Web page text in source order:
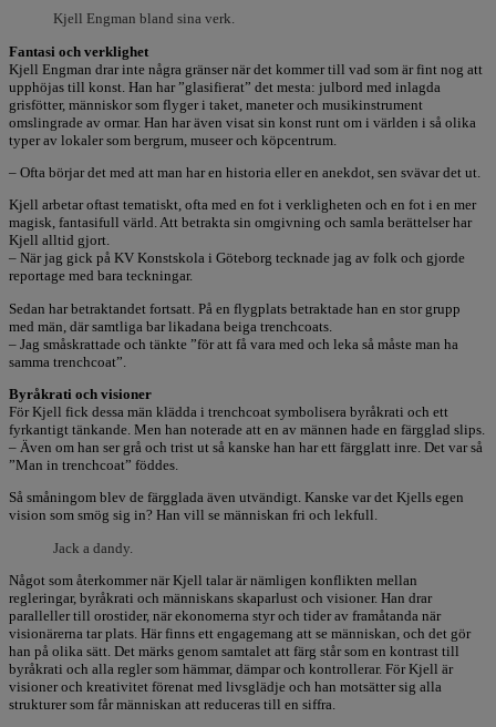
Kjell Engman bland sina verk.
Fantasi och verklighet
Kjell Engman drar inte några gränser när det kommer till vad som är fint nog att
upphöjas till konst. Han har ”glasifierat” det mesta: julbord med inlagda
grisfötter, människor som flyger i taket, maneter och musikinstrument
omslingrade av ormar. Han har även visat sin konst runt om i världen i så olika
typer av lokaler som bergrum, museer och köpcentrum.
– Ofta börjar det med att man har en historia eller en anekdot, sen svävar det ut.
Kjell arbetar oftast tematiskt, ofta med en fot i verkligheten och en fot i en mer
magisk, fantasifull värld. Att betrakta sin omgivning och samla berättelser har
Kjell alltid gjort.
– När jag gick på KV Konstskola i Göteborg tecknade jag av folk och gjorde
reportage med bara teckningar.
Sedan har betraktandet fortsatt. På en flygplats betraktade han en stor grupp
med män, där samtliga bar likadana beiga trenchcoats.
– Jag småskrattade och tänkte ”för att få vara med och leka så måste man ha
samma trenchcoat”.
Byråkrati och visioner
För Kjell fick dessa män klädda i trenchcoat symbolisera byråkrati och ett
fyrkantigt tänkande. Men han noterade att en av männen hade en färgglad slips.
– Även om han ser grå och trist ut så kanske han har ett färgglatt inre. Det var så
”Man in trenchcoat” föddes.
Så småningom blev de färgglada även utvändigt. Kanske var det Kjells egen
vision som smög sig in? Han vill se människan fri och lekfull.
Jack a dandy.
Något som återkommer när Kjell talar är nämligen konflikten mellan
regleringar, byråkrati och människans skaparlust och visioner. Han drar
paralleller till orostider, när ekonomerna styr och tider av framåtanda när
visionärerna tar plats. Här finns ett engagemang att se människan, och det gör
han på olika sätt. Det märks genom samtalet att färg står som en kontrast till
byråkrati och alla regler som hämmar, dämpar och kontrollerar. För Kjell är
visioner och kreativitet förenat med livsglädje och han motsätter sig alla
strukturer som får människan att reduceras till en siffra.